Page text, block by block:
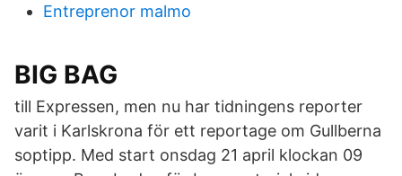
Entreprenor malmo
BIG BAG
till Expressen, men nu har tidningens reporter
varit i Karlskrona för ett reportage om Gullberna
soptipp. Med start onsdag 21 april klockan 09